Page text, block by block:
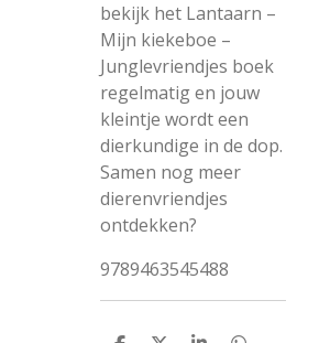
bekijk het Lantaarn –
Mijn kiekeboe –
Junglevriendjes boek
regelmatig en jouw
kleintje wordt een
dierkundige in de dop.
Samen nog meer
dierenvriendjes
ontdekken?
9789463545488